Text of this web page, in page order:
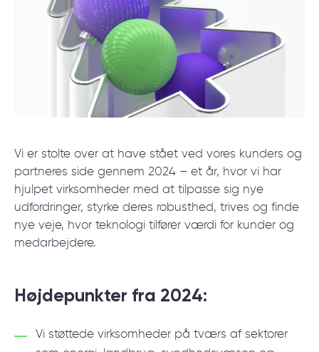
Vi er stolte over at have stået ved vores kunders og
partneres side gennem 2024 – et år, hvor vi har
hjulpet virksomheder med at tilpasse sig nye
udfordringer, styrke deres robusthed, trives og finde
nye veje, hvor teknologi tilfører værdi for kunder og
medarbejdere.
Højdepunkter fra 2024:
Vi støttede virksomheder på tværs af sektorer
/ Nyheder
+45 20 55 6222
հայերեն
English (UK)
Deutsch
Dansk
English
© 2000 – 2026 WaveAccess
Cookiedeklaration